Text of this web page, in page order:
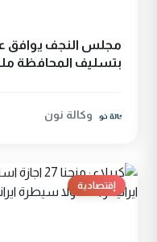
مجلس النجف يوافق
بتسليف المحافظة
وكالة نون
إقتصادية